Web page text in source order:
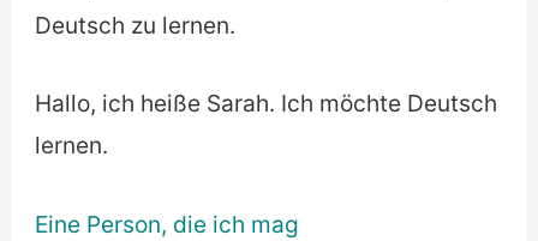
Deutsch zu lernen.
Hallo, ich heiße Sarah. Ich möchte Deutsch
lernen.
Eine Person, die ich mag